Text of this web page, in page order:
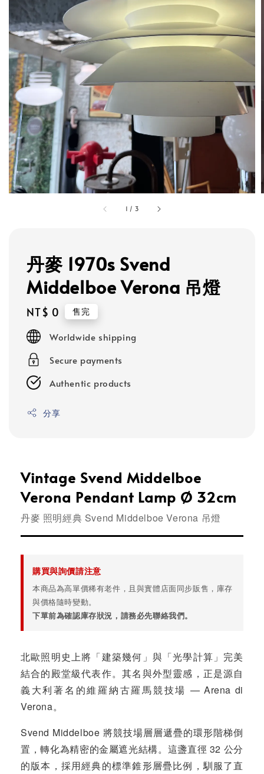
1 / 3
丹麥 1970s Svend
Middelboe Verona 吊燈
Regular
price
NT$ 0 售完
Worldwide shipping
Secure payments
Authentic products
分享
Vintage Svend Middelboe
Verona Pendant Lamp Ø 32cm
丹麥 照明經典 Svend Middelboe Verona 吊燈
購買與詢價請注意
本商品為高單價稀有老件，且與實體店面同步販售，庫存
與價格隨時變動。
下單前為確認庫存狀況，請務必先聯絡我們。
北歐照明史上將「建築幾何」與「光學計算」完美
結合的殿堂級代表作。其名與外型靈感，正是源自
義大利著名的維羅納古羅馬競技場 — Arena di
Verona。
Svend Middelboe 將競技場層層遞疊的環形階梯倒
置，轉化為精密的金屬遮光結構。這盞直徑 32 公分
的版本，採用經典的標準錐形層疊比例，馴服了直